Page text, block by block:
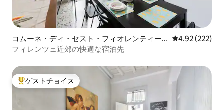
コムーネ・ディ・セスト・フィオレンティー
ノのマンション・アパート
レビュー222
4.92 (222)
フィレンツェ近郊の快適な宿泊先
大好評のゲストチョイスです。
ゲストチョイス